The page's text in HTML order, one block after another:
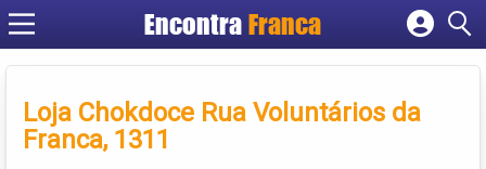
Encontra Franca
Cadastrar empresa
Criar conta
Loja Chokdoce Rua Voluntários da
Franca, 1311